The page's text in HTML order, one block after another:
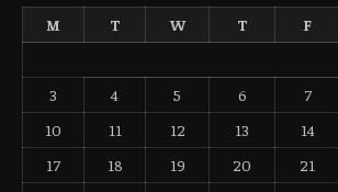
M
T W T F
3
4 5 6 7
10
11 12 13 14
17
18 19 20 21